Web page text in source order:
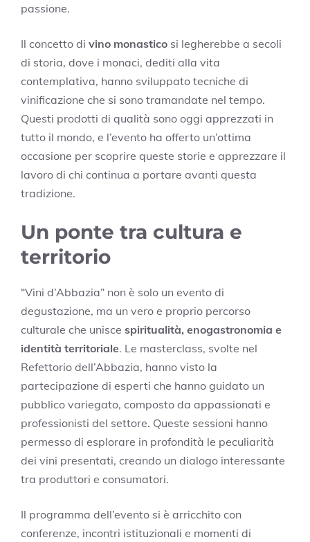
passione.
Il concetto di vino monastico si legherebbe a secoli
di storia, dove i monaci, dediti alla vita
contemplativa, hanno sviluppato tecniche di
vinificazione che si sono tramandate nel tempo.
Questi prodotti di qualità sono oggi apprezzati in
tutto il mondo, e l’evento ha offerto un’ottima
occasione per scoprire queste storie e apprezzare il
lavoro di chi continua a portare avanti questa
tradizione.
Un ponte tra cultura e
territorio
“Vini d’Abbazia” non è solo un evento di
degustazione, ma un vero e proprio percorso
culturale che unisce spiritualità, enogastronomia e
identità territoriale. Le masterclass, svolte nel
Refettorio dell’Abbazia, hanno visto la
partecipazione di esperti che hanno guidato un
pubblico variegato, composto da appassionati e
professionisti del settore. Queste sessioni hanno
permesso di esplorare in profondità le peculiarità
dei vini presentati, creando un dialogo interessante
tra produttori e consumatori.
Il programma dell’evento si è arricchito con
conferenze, incontri istituzionali e momenti di